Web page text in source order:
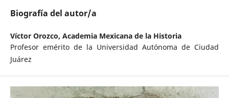
Biografía del autor/a
Víctor Orozco, Academia Mexicana de la Historia
Profesor emérito de la Universidad Autónoma de Ciudad
Juárez